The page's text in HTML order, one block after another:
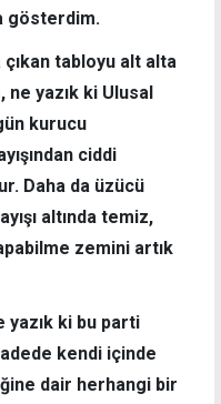
gösterdim.
tabloyu alt alta
yazık ki Ulusal
kurucu
ciddi
Daha da üzücü
altında temiz,
zemini artık
yazık ki bu parti
kendi içinde
dair herhangi bir